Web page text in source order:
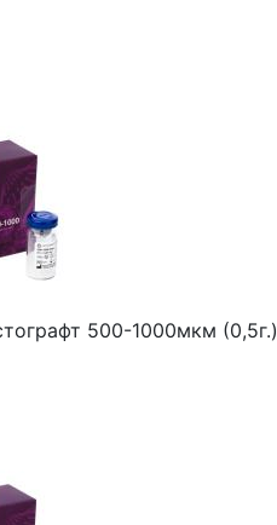
500-1000мкм (0,5г.)